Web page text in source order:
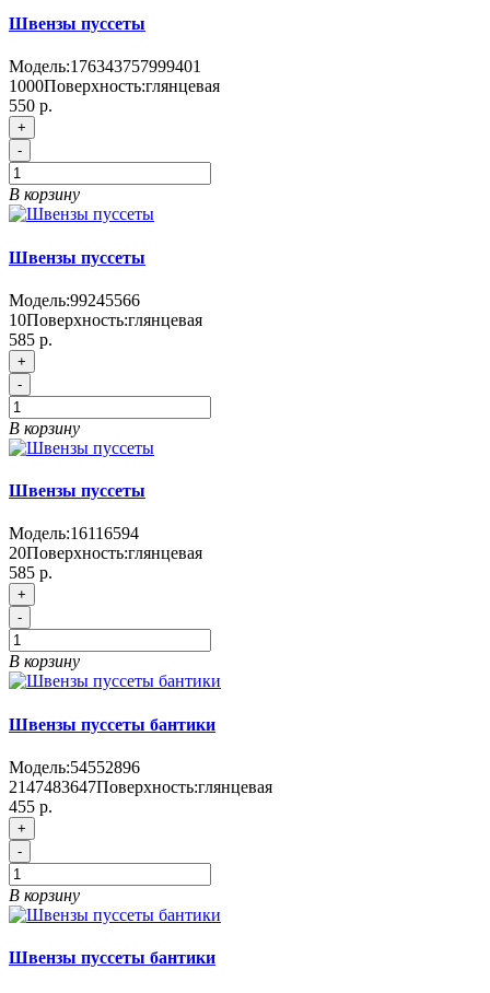
Швензы пуссеты
Модель:176343757999401
1000Поверхность:глянцевая
550 р.
+
-
В корзину
Швензы пуссеты
Модель:99245566
10Поверхность:глянцевая
585 р.
+
-
В корзину
Швензы пуссеты
Модель:16116594
20Поверхность:глянцевая
585 р.
+
-
В корзину
Швензы пуссеты бантики
Модель:54552896
2147483647Поверхность:глянцевая
455 р.
+
-
В корзину
Швензы пуссеты бантики